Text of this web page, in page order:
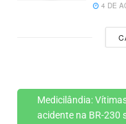
4 DE
Medicilândia:
acidente na BR-230